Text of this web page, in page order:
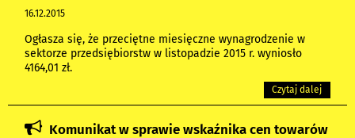
16.12.2015
Ogłasza się, że przeciętne miesięczne wynagrodzenie w
sektorze przedsiębiorstw w listopadzie 2015 r. wyniosło
4164,01 zł.
Czytaj dalej
Komunikat w sprawie wskaźnika cen towarów